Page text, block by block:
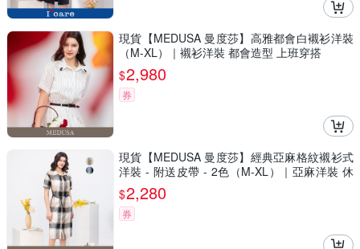
現貨【MEDUSA 曼度莎】高雅都會白襯衫洋裝
（M-XL）｜襯衫洋裝 都會造型 上班穿搭
$2,980
券
現貨【MEDUSA 曼度莎】經典亞麻格紋襯衫式
洋裝 - 附送皮帶 - 2色（M-XL）｜亞麻洋裝 休
閒穿搭
$2,280
券